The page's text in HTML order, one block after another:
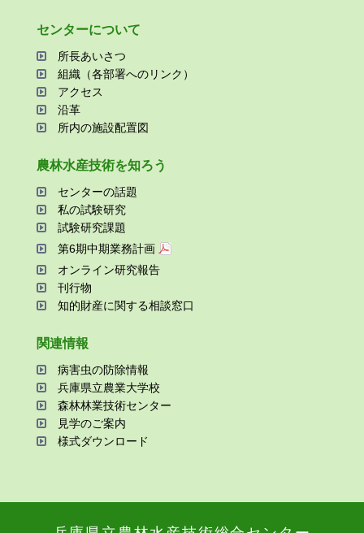
センターについて
所⻑あいさつ
組織（各部署へのリンク）
アクセス
沿⾰
所内の施設配置図
農林⽔産技術を知ろう
センターの話題
私の試験研究
試験研究課題
第6期中期業務計画
オンライン研究報告
刊⾏物
知的財産に関する相談窓⼝
関連情報
病害⾍の防除情報
兵庫県⽴農業⼤学校
森林林業技術センター
⾒学のご案内
様式ダウンロード